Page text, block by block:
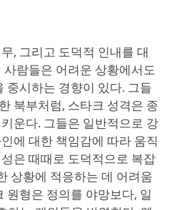
, 그리고 도덕적 인내를 대
람들은 어려운 상황에서도
중시하는 경향이 있다. 그들
북부처럼, 스타크 성격은 종
운다. 그들은 일반적으로 강
에 대한 책임감에 따라 움직
은 때때로 도덕적으로 복잡
상황에 적응하는 데 어려움
원형은 정의를 야망보다, 일